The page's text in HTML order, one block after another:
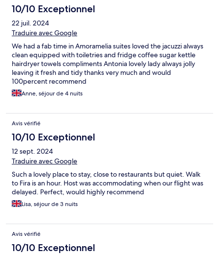
10/10 Exceptionnel
22 juil. 2024
Traduire avec Google
We had a fab time in Amoramelia suites loved the jacuzzi always
clean equipped with toiletries and fridge coffee sugar kettle
hairdryer towels compliments Antonia lovely lady always jolly
leaving it fresh and tidy thanks very much and would
100percent recommend
Anne, séjour de 4 nuits
Avis vérifié
10/10 Exceptionnel
12 sept. 2024
Traduire avec Google
Such a lovely place to stay, close to restaurants but quiet. Walk
to Fira is an hour. Host was accommodating when our flight was
delayed. Perfect, would highly recommend
Lisa, séjour de 3 nuits
Avis vérifié
10/10 Exceptionnel